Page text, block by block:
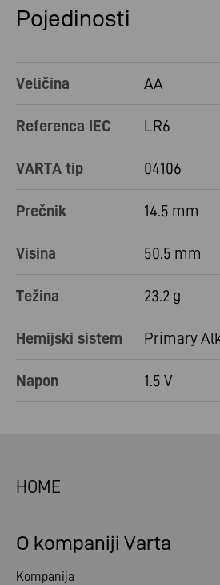
Pojedinosti
Veličina AA
Referenca IEC LR6
VARTA tip 04106
Prečnik 14.5 mm
Visina 50.5 mm
Težina 23.2 g
Hemijski sistem Primary
Napon 1.5 V
HOME
O kompaniji Varta
Kompanija